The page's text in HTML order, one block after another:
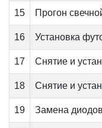
15 Прогон
16 Установка
17 Снятие и
18 Снятие и
19 Замена